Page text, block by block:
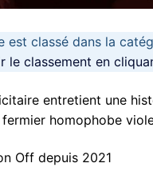
est classé dans la
le classement en
entretient une
homophobe
Off depuis 2021